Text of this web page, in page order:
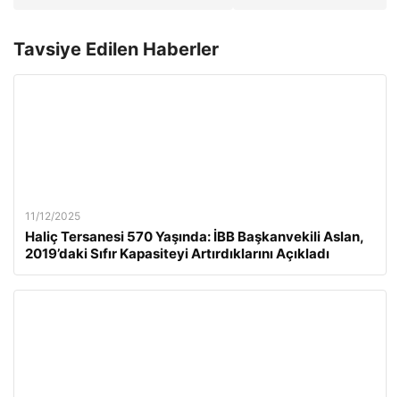
Tavsiye Edilen Haberler
11/12/2025
Haliç Tersanesi 570 Yaşında: İBB Başkanvekili Aslan,
2019’daki Sıfır Kapasiteyi Artırdıklarını Açıkladı